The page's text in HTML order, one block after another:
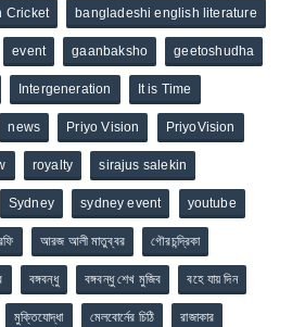
Cricket bangladeshi english literature
event gaanbaksho geetoshudha
Intergeneration It is Time
news Priyo Vision PriyoVision
royalty sirajus salekin
Sydney sydney event youtube
আরজ আলী মাতুব্বর গৌরচন্দ্রিকা
বঙ্গবন্ধু বঙ্গবন্ধু শেখ মুজিব বহে যায় দিন
মুক্তিযোদ্ধা মেলবোর্নের চিঠি রাজাকার